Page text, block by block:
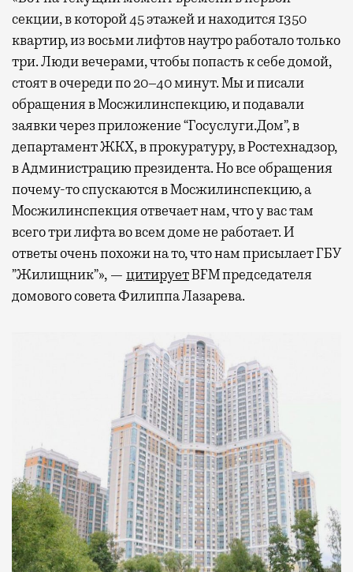
секции, в которой 45 этажей и находится 1350
квартир, из восьми лифтов наутро работало только
три. Люди вечерами, чтобы попасть к себе домой,
стоят в очереди по 20–40 минут. Мы и писали
обращения в Мосжилинспекцию, и подавали
заявки через приложение “Госуслуги.Дом”, в
департамент ЖКХ, в прокуратуру, в Ростехнадзор,
в Администрацию президента. Но все обращения
почему-то спускаются в Мосжилинспекцию, а
Мосжилинспекция отвечает нам, что у вас там
всего три лифта во всем доме не работает. И
ответы очень похожи на то, что нам присылает ГБУ
”Жилищник”», — цитируетBFM председателя
домового совета Филиппа Лазарева.